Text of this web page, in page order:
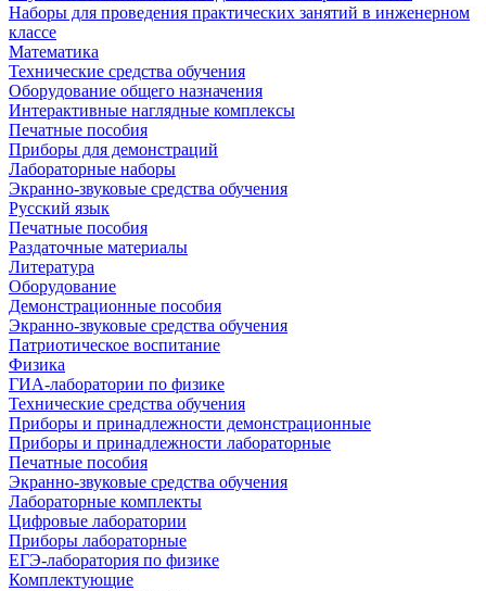
Наборы для проведения практических занятий в инженерном
классе
Математика
Технические средства обучения
Оборудование общего назначения
Интерактивные наглядные комплексы
Печатные пособия
Приборы для демонстраций
Лабораторные наборы
Экранно-звуковые средства обучения
Русский язык
Печатные пособия
Раздаточные материалы
Литература
Оборудование
Демонстрационные пособия
Экранно-звуковые средства обучения
Патриотическое воспитание
Физика
ГИА-лаборатории по физике
Технические средства обучения
Приборы и принадлежности демонстрационные
Приборы и принадлежности лабораторные
Печатные пособия
Экранно-звуковые средства обучения
Лабораторные комплекты
Цифровые лаборатории
Приборы лабораторные
ЕГЭ-лаборатория по физике
Комплектующие